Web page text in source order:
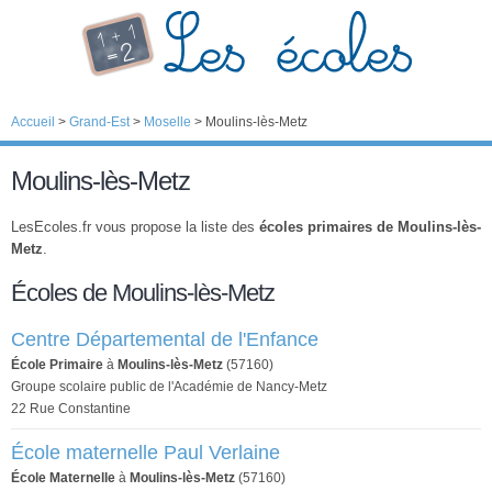
Accueil > Grand-Est> Moselle > Moulins-lès-Metz
Moulins-lès-Metz
LesEcoles.fr vous propose la liste des écoles primaires de Moulins-lès-
Metz.
Écoles de Moulins-lès-Metz
Centre Départemental de l'Enfance
École Primaire à Moulins-lès-Metz (57160)
Groupe scolaire public de l'Académie de Nancy-Metz
22 Rue Constantine
École maternelle Paul Verlaine
École Maternelle à Moulins-lès-Metz (57160)